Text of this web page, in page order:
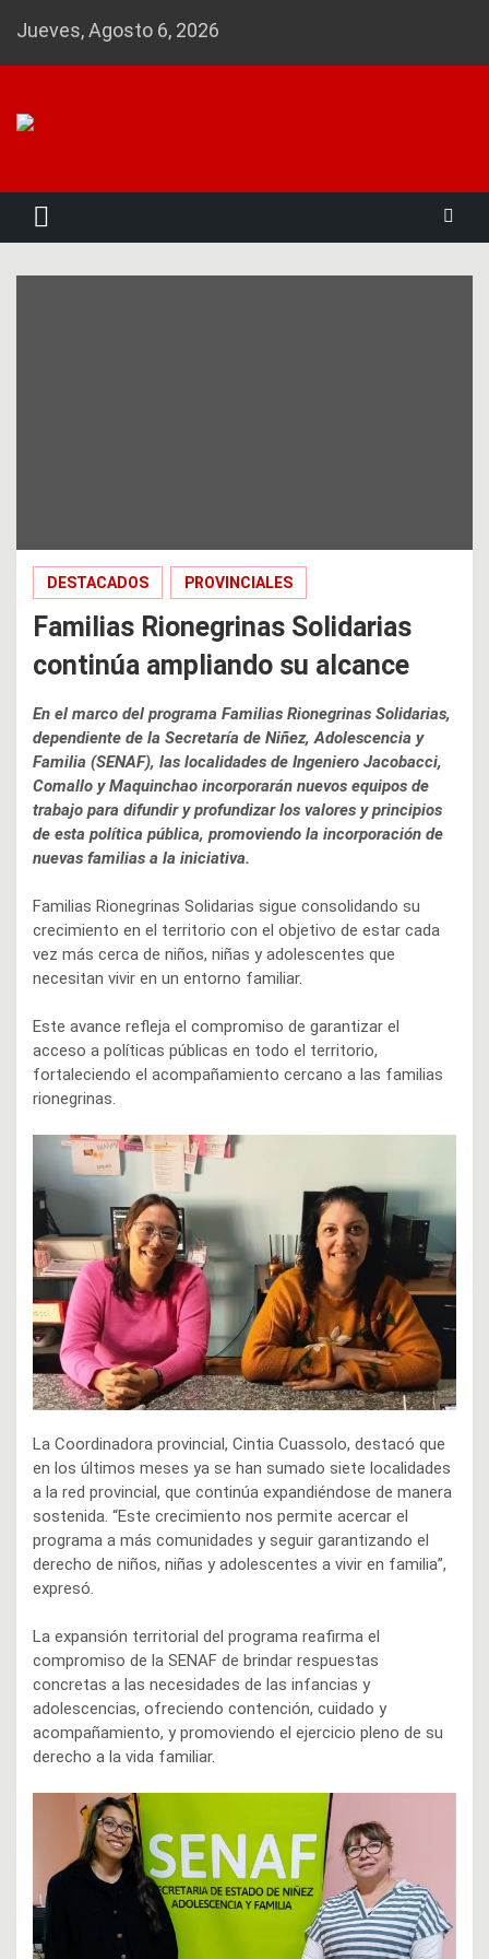
Jueves, Agosto 6, 2026
DESTACADOS PROVINCIALES
Familias Rionegrinas Solidarias
continúa ampliando su alcance
En el marco del programa Familias Rionegrinas Solidarias,
dependiente de la Secretaría de Niñez, Adolescencia y
Familia (SENAF), las localidades de Ingeniero Jacobacci,
Comallo y Maquinchao incorporarán nuevos equipos de
trabajo para difundir y profundizar los valores y principios
de esta política pública, promoviendo la incorporación de
nuevas familias a la iniciativa.
Familias Rionegrinas Solidarias sigue consolidando su
crecimiento en el territorio con el objetivo de estar cada
vez más cerca de niños, niñas y adolescentes que
necesitan vivir en un entorno familiar.
Este avance refleja el compromiso de garantizar el
acceso a políticas públicas en todo el territorio,
fortaleciendo el acompañamiento cercano a las familias
rionegrinas.
La Coordinadora provincial, Cintia Cuassolo, destacó que
en los últimos meses ya se han sumado siete localidades
a la red provincial, que continúa expandiéndose de manera
sostenida. “Este crecimiento nos permite acercar el
programa a más comunidades y seguir garantizando el
derecho de niños, niñas y adolescentes a vivir en familia”,
expresó.
La expansión territorial del programa reafirma el
compromiso de la SENAF de brindar respuestas
concretas a las necesidades de las infancias y
adolescencias, ofreciendo contención, cuidado y
acompañamiento, y promoviendo el ejercicio pleno de su
derecho a la vida familiar.